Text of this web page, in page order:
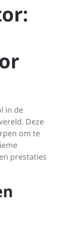
in de
Deze
om te
prestaties